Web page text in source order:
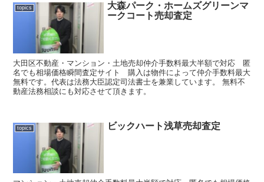
topics
大森パーク・ホームズグリーンマ
ークコート売却査定
大田区不動産・マンション・土地売却仲介手数料最大半額で対応 匿
名でも相場価格瞬間査定サイト 購入は物件によって仲介手数料最大
無料です。代表は法務大臣認定司法書士を兼業しています。 無料不
動産法務相談にも対応させて頂きます。
topics ビックハート浅草売却査定